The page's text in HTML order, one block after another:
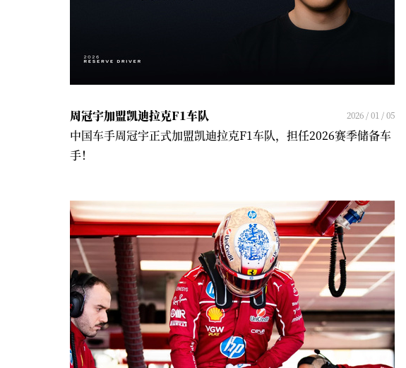
周冠宇加盟凯迪拉克F1车队 2026 / 01 / 05
中国车手周冠宇正式加盟凯迪拉克F1车队，担任2026赛季储备车
手！